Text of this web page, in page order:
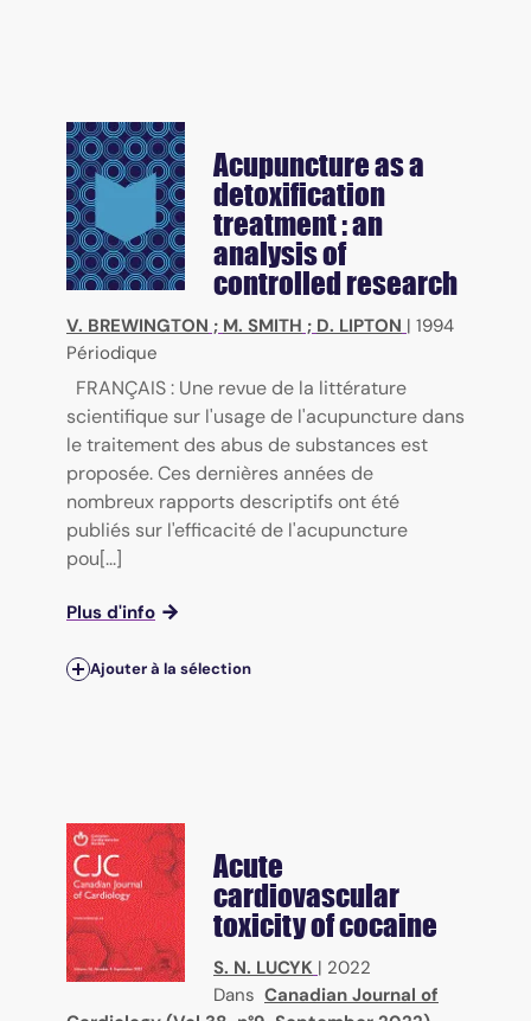
Acupuncture as a
detoxification
treatment : an
analysis of
controlled research
V. BREWINGTON ; M. SMITH ; D. LIPTON | 1994
Périodique
FRANÇAIS : Une revue de la littérature
scientifique sur l'usage de l'acupuncture dans
le traitement des abus de substances est
proposée. Ces dernières années de
nombreux rapports descriptifs ont été
publiés sur l'efficacité de l'acupuncture
pou[...]
Plus d'info
Ajouter à la sélection
Acute
cardiovascular
toxicity of cocaine
S. N. LUCYK | 2022
Dans Canadian Journal of